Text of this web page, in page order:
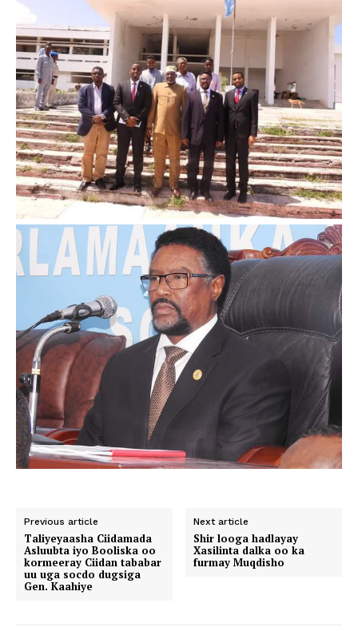
Previous article
Taliyeyaasha Ciidamada
Asluubta iyo Booliska oo
kormeeray Ciidan tababar
uu uga socdo dugsiga
Gen. Kaahiye
Next article
Shir looga hadlayay
Xasilinta dalka oo ka
furmay Muqdisho